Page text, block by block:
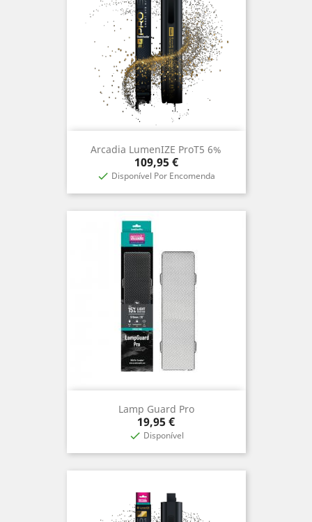
Arcadia LumenIZE ProT5 6%
Preço
109,95 €
 Disponível Por Encomenda
Lamp Guard Pro
Preço
19,95 €
 Disponível